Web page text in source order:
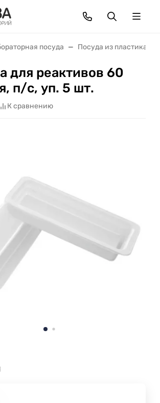
посуда Посуда из пластика
для реактивов 60
п/с, уп. 5 шт.
К сравнению